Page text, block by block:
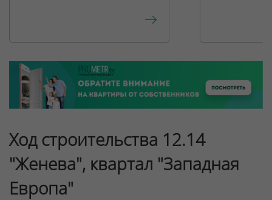
Ход строительства 12.14
"Женева", квартал "Западная
Европа"